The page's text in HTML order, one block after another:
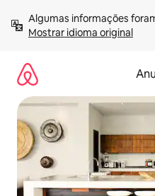
para
Mostrar idioma original